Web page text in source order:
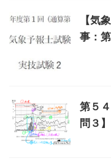
【気
事：
第５
問３】